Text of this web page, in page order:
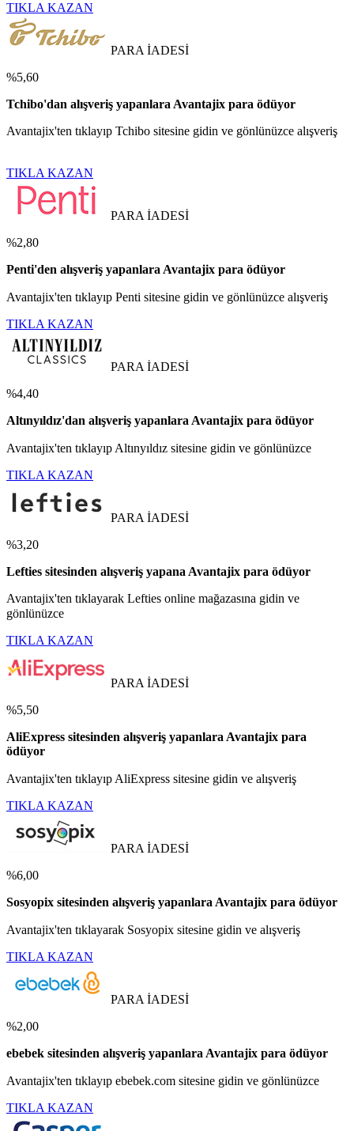
TIKLA KAZAN
PARA İADESİ
%5,60
Tchibo'dan alışveriş yapanlara Avantajix para ödüyor
Avantajix'ten tıklayıp Tchibo sitesine gidin ve gönlünüzce alışveriş
TIKLA KAZAN
PARA İADESİ
%2,80
Penti'den alışveriş yapanlara Avantajix para ödüyor
Avantajix'ten tıklayıp Penti sitesine gidin ve gönlünüzce alışveriş
TIKLA KAZAN
PARA İADESİ
%4,40
Altınyıldız'dan alışveriş yapanlara Avantajix para ödüyor
Avantajix'ten tıklayıp Altınyıldız sitesine gidin ve gönlünüzce
TIKLA KAZAN
PARA İADESİ
%3,20
Lefties sitesinden alışveriş yapana Avantajix para ödüyor
Avantajix'ten tıklayarak Lefties online mağazasına gidin ve
gönlünüzce
TIKLA KAZAN
PARA İADESİ
%5,50
AliExpress sitesinden alışveriş yapanlara Avantajix para
ödüyor
Avantajix'ten tıklayıp AliExpress sitesine gidin ve alışveriş
TIKLA KAZAN
PARA İADESİ
%6,00
Sosyopix sitesinden alışveriş yapanlara Avantajix para ödüyor
Avantajix'ten tıklayarak Sosyopix sitesine gidin ve alışveriş
TIKLA KAZAN
PARA İADESİ
%2,00
ebebek sitesinden alışveriş yapanlara Avantajix para ödüyor
Avantajix'ten tıklayıp ebebek.com sitesine gidin ve gönlünüzce
TIKLA KAZAN